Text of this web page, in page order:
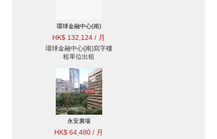
環球金融中心(南)
HK$ 132,124 / 月
環球金融中心(南)寫字樓
租單位出租
永安廣場
HK$ 64,480 / 月